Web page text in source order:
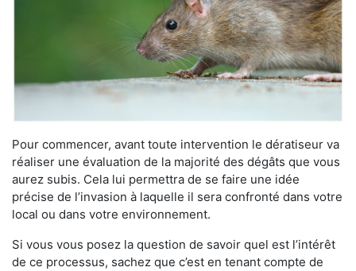
Pour commencer, avant toute intervention le dératiseur va
réaliser une évaluation de la majorité des dégâts que vous
aurez subis. Cela lui permettra de se faire une idée
précise de l’invasion à laquelle il sera confronté dans votre
local ou dans votre environnement.
Si vous vous posez la question de savoir quel est l’intérêt
de ce processus, sachez que c’est en tenant compte de